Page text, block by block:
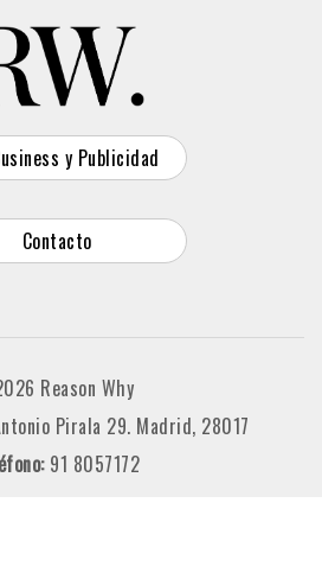
y Publicidad
Contacto
Reason Why
Pirala 29. Madrid, 28017
91 8057172